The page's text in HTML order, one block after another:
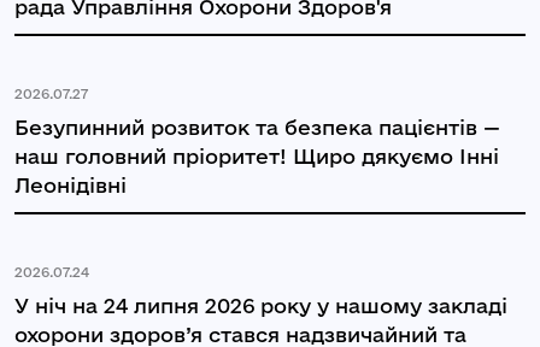
рада Управління Охорони Здоров'я
2026.07.27
Безупинний розвиток та безпека пацієнтів —
наш головний пріоритет! Щиро дякуємо Інні
Леонідівні
2026.07.24
У ніч на 24 липня 2026 року у нашому закладі
охорони здоров’я стався надзвичайний та